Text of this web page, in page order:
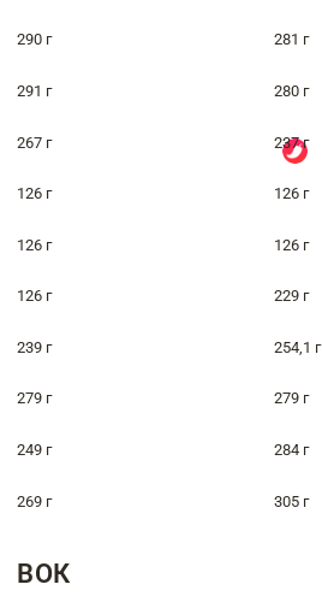
290 г 281 г
291 г 280 г
267 г 237 г
126 г 126 г
126 г 126 г
126 г 229 г
239 г 254,1 г
279 г 279 г
249 г 284 г
269 г 305 г
ВОК